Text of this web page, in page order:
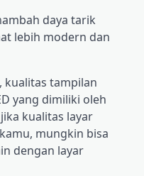
daya tarik
lebih modern dan
kualitas tampilan
yang dimiliki oleh
kualitas layar
mungkin bisa
dengan layar